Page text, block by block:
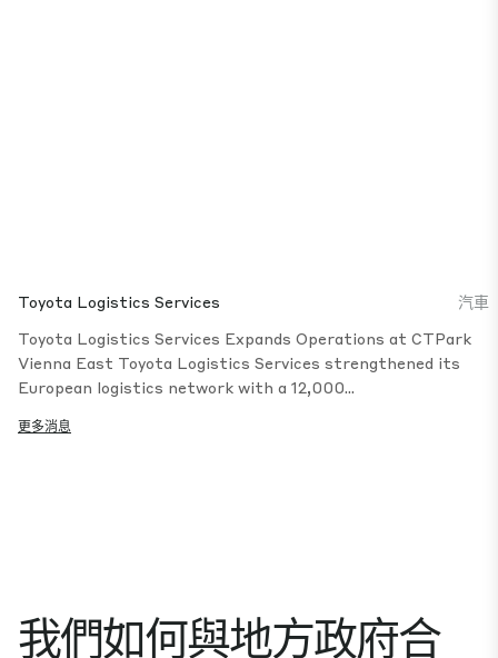
Toyota Logistics Services
汽車
Toyota Logistics Services Expands Operations at CTPark
Vienna East Toyota Logistics Services strengthened its
European logistics network with a 12,000...
更多消息
我們如何與地方政府合